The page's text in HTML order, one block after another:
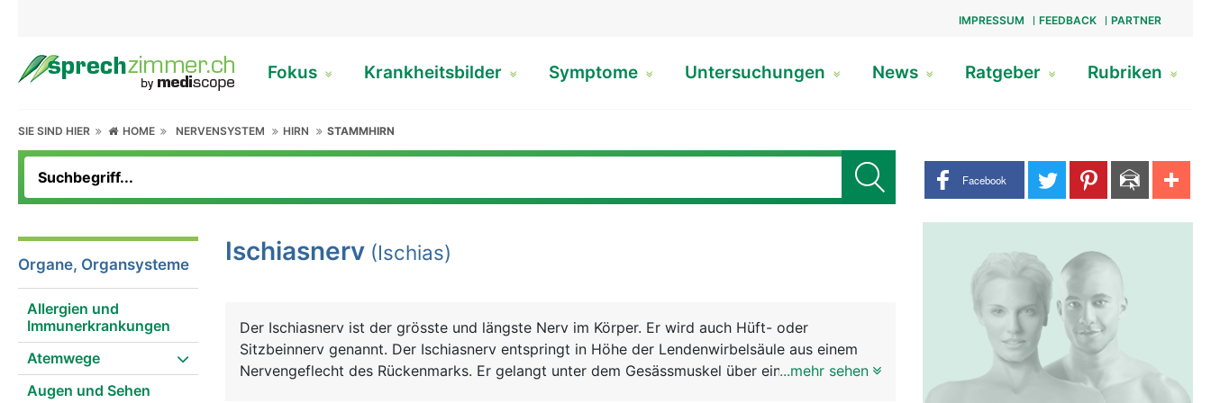
IMPRESSUM FEEDBACK PARTNER
Fokus Krankheitsbilder Symptome Untersuchungen News Ratgeber Rubriken
SIE SIND HIER HOME NERVENSYSTEM HIRN STAMMHIRN
Share buttons
Facebook
Organe, Organsysteme
Allergien und
Immunerkrankungen
Atemwege
Augen und Sehen
Ischiasnerv (Ischias)
Der Ischiasnerv ist der grösste und längste Nerv im Körper. Er wird auch Hüft- oder
Sitzbeinnerv genannt. Der Ischiasnerv entspringt in Höhe der Lendenwirbelsäule aus einem
Nervengeflecht des Rückenmarks. Er gelangt unter dem Gesässmuskel über eine Öffnung im
...mehr sehen